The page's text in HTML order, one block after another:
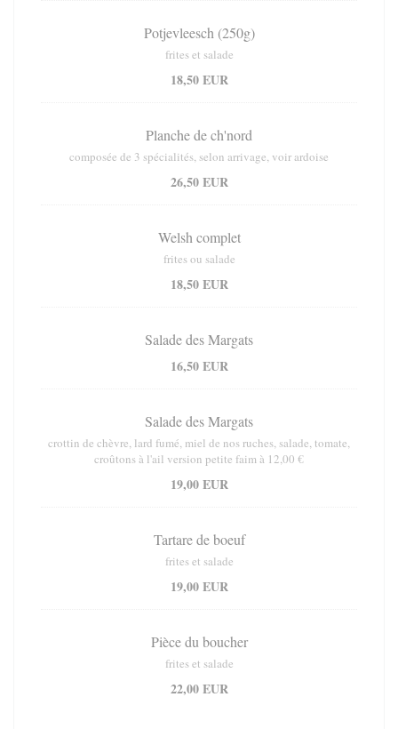
Potjevleesch (250g)
frites et salade
18,50 EUR
Planche de ch'nord
composée de 3 spécialités, selon arrivage, voir ardoise
26,50 EUR
Welsh complet
frites ou salade
18,50 EUR
Salade des Margats
16,50 EUR
Salade des Margats
crottin de chèvre, lard fumé, miel de nos ruches, salade, tomate,
croûtons à l'ail version petite faim à 12,00 €
19,00 EUR
Tartare de boeuf
frites et salade
19,00 EUR
Pièce du boucher
frites et salade
22,00 EUR